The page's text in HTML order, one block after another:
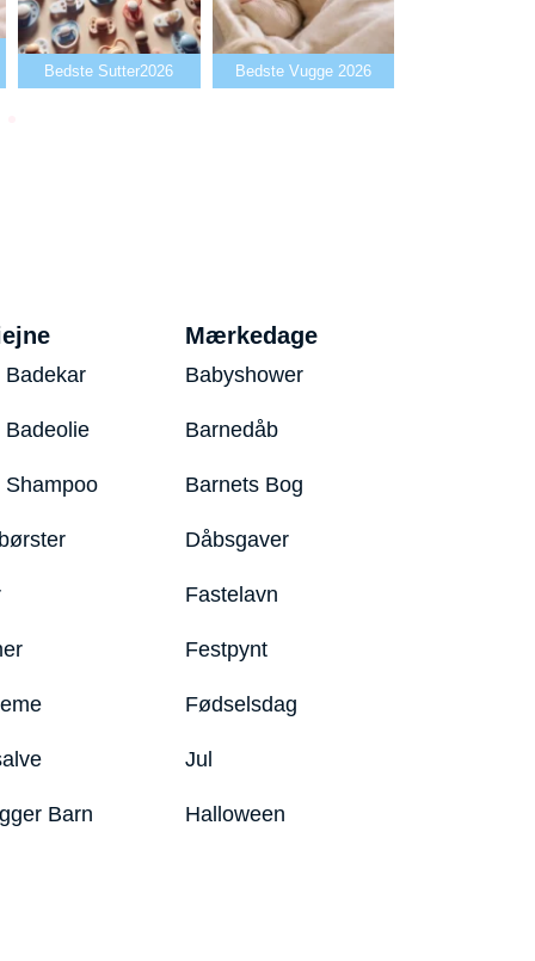
Sutter2026 Bedste Vugge 2026
Bedste Babyalarm
Badekar
Badeolie
Shampoo
Barn
Mærkedage
Babyshower
Barnedåb
Barnets Bog
Dåbsgaver
Fastelavn
Festpynt
Fødselsdag
Jul
Halloween